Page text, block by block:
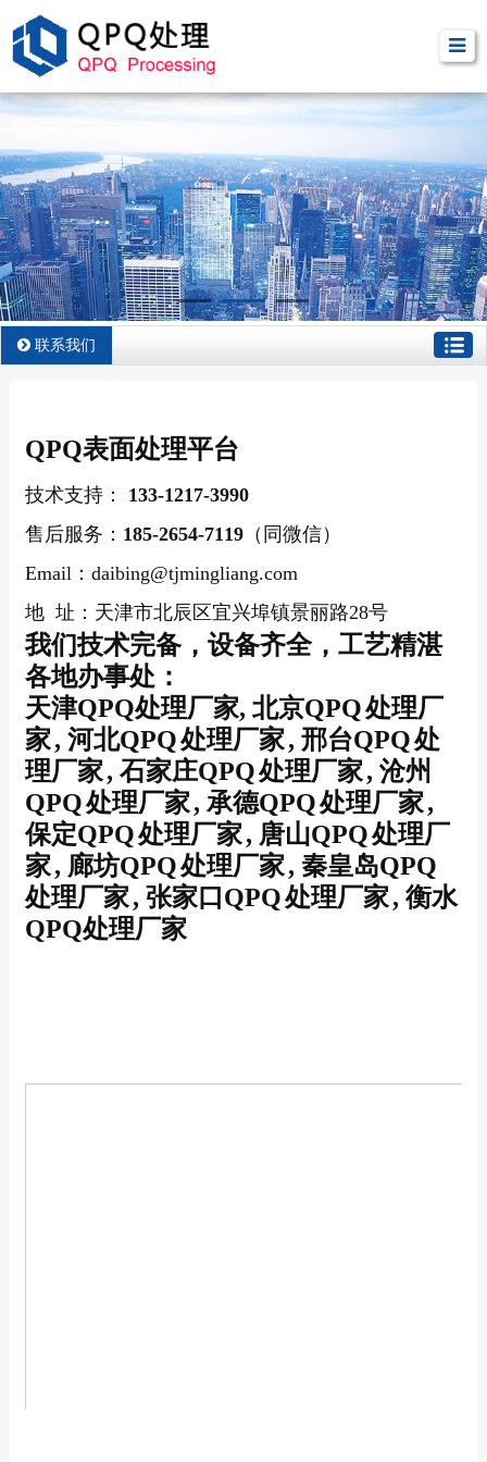
联系我们
QPQ表面处理平台
技术支持：
133-1217-3990
售后服务： 185-2654-7119（同微信）
Email：daibing@tjmingliang.com
地 址：天津市北辰区宜兴埠镇景丽路28号
我们技术完备，设备齐全，工艺精湛
各地办事处：
天津QPQ处理厂家, 北京QPQ处理厂
家, 河北QPQ处理厂家, 邢台QPQ处
理厂家, 石家庄QPQ处理厂家, 沧州
QPQ处理厂家, 承德QPQ处理厂家,
保定QPQ处理厂家, 唐山QPQ处理厂
家, 廊坊QPQ处理厂家, 秦皇岛QPQ
处理厂家, 张家口QPQ处理厂家, 衡水
QPQ处理厂家